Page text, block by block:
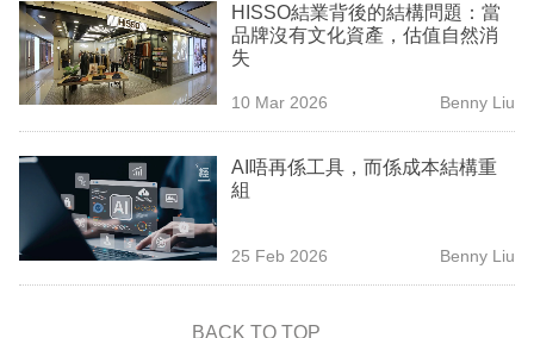
HISSO結業背後的結構問題：當
品牌沒有文化資產，估值自然消
失
10 Mar 2026 Benny Liu
AI唔再係工具，而係成本結構重
組
25 Feb 2026 Benny Liu
BACK TO TOP